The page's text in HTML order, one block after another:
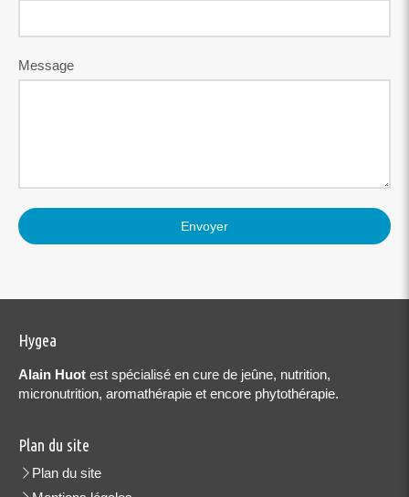
Message
Envoyer
Hygea
Alain Huot est spécialisé en cure de jeûne, nutrition,
micronutrition, aromathérapie et encore phytothérapie.
Plan du site
Plan du site